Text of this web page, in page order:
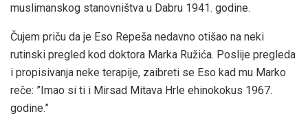
muslimanskog stanovništva u Dabru 1941. godine.
Čujem priču da je Eso Repeša nedavno otišao na neki
rutinski pregled kod doktora Marka Ružića. Poslije pregleda
i propisivanja neke terapije, zaibreti se Eso kad mu Marko
reče: ”Imao si ti i Mirsad Mitava Hrle ehinokokus 1967.
godine.”